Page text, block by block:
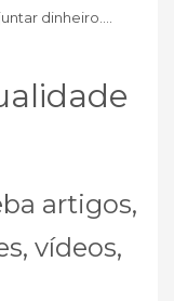
dinheiro....
artigos,
vídeos,